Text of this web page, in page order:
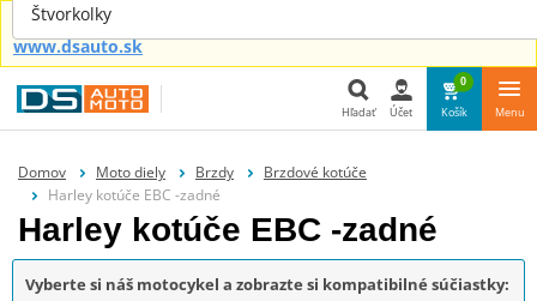
Náhradné diely aj pre tvoje auto nájdeš u nás na
www.dsauto.sk
Hľadať Účet
0
Košík Menu
Domov Moto diely Brzdy
Brzdové kotúče
Harley kotúče EBC -zadné
Harley kotúče EBC -zadné
Vyberte si náš motocykel a zobrazte si kompatibilné súčiastky:
Štvorkolky